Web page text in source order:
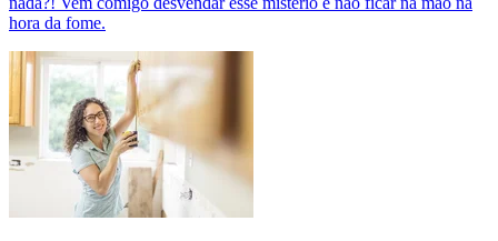
hora da fome.